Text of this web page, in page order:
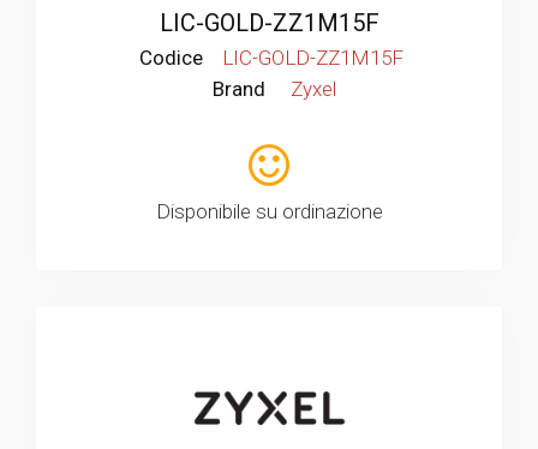
LIC-GOLD-ZZ1M15F
Codice
LIC-GOLD-ZZ1M15F
Brand
Zyxel
Disponibile su ordinazione